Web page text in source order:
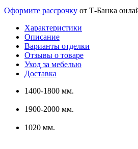
Оформите рассрочку от Т-Банка
Характеристики
Описание
Варианты отделки
Отзывы о товаре
Уход за мебелью
Доставка
1400-1800 мм.
1900-2000 мм.
1020 мм.